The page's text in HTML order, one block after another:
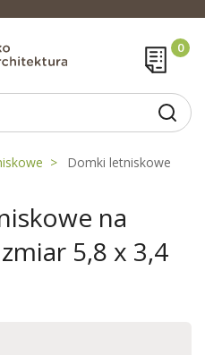
Domki letniskowe
na
5,8 x 3,4